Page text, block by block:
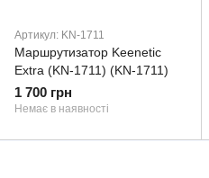
Артикул: KN-1711
Маршрутизатор Keenetic
Extra (KN-1711) (KN-1711)
1 700 грн
Немає в наявності